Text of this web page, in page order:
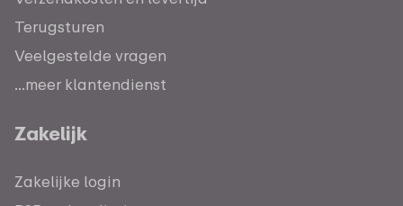
Terugsturen
Veelgestelde vragen
...meer klantendienst
Zakelijk
Zakelijke login